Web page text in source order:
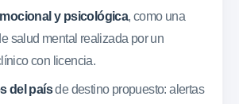
y psicológica, como una
salud mental realizada por un
con licencia.
del paísde destino propuesto: alertas